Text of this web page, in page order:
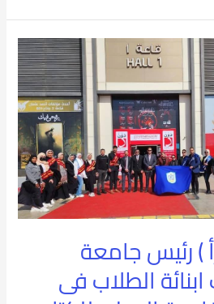
) رئيس جامعة
الطلاب فى